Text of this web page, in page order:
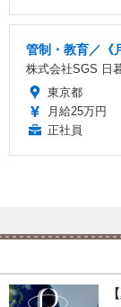
管制・教育／《
株式会社SGS 日
東京都
月給25万円
正社員